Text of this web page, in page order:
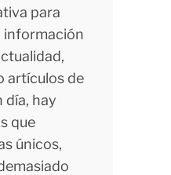
para
información
artículos de
día, hay
que
únicos,